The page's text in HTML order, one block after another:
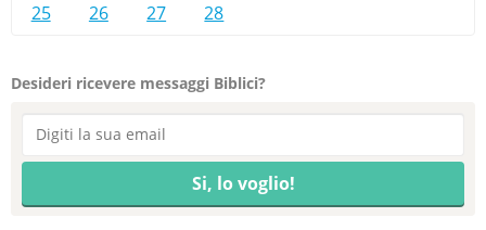
25
26 27 28
Desideri ricevere messaggi Biblici?